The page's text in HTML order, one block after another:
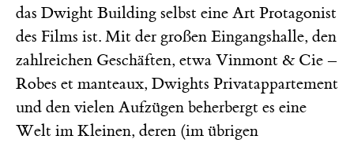
das Dwight Building selbst eine Art Protagonist
des Films ist. Mit der großen Eingangshalle, den
zahlreichen Geschäften, etwa Vinmont & Cie –
Robes et manteaux, Dwights Privatappartement
und den vielen Aufzügen beherbergt es eine
Welt im Kleinen, deren (im übrigen